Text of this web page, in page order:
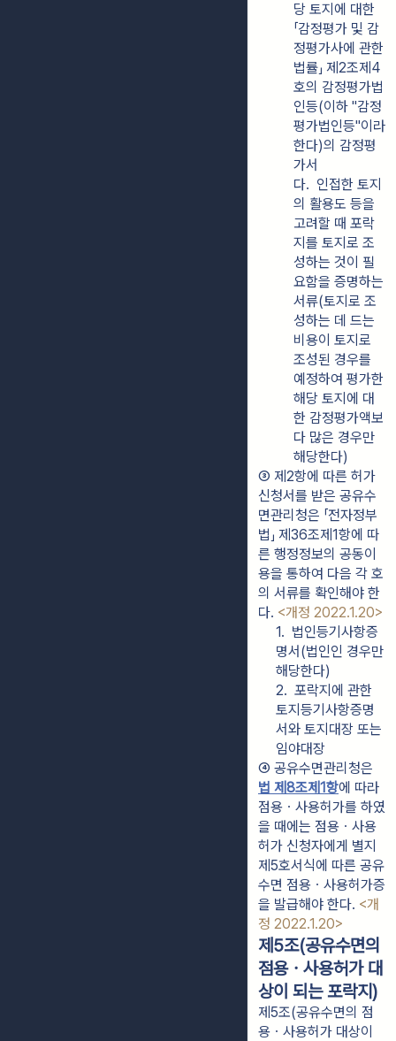
당 토지에 대한
「감정평가 및 감
정평가사에 관한
법률」 제2조제4
호의 감정평가법
인등(이하 "감정
평가법인등"이라
한다)의 감정평
가서
다.  인접한 토지
의 활용도 등을
고려할 때 포락
지를 토지로 조
성하는 것이 필
요함을 증명하는
서류(토지로 조
성하는 데 드는
비용이 토지로
조성된 경우를
예정하여 평가한
해당 토지에 대
한 감정평가액보
다 많은 경우만
해당한다)
③ 제2항에 따른 허가
신청서를 받은 공유수
면관리청은 「전자정부
법」 제36조제1항에 따
른 행정정보의 공동이
용을 통하여 다음 각 호
의 서류를 확인해야 한
다. <개정 2022.1.20>
1.  법인등기사항증
명서(법인인 경우만
해당한다)
2.  포락지에 관한
토지등기사항증명
서와 토지대장 또는
임야대장
법 제8조제1항에 따라
점용ㆍ사용허가를 하였
을 때에는 점용ㆍ사용
허가 신청자에게 별지
제5호서식에 따른 공유
수면 점용ㆍ사용허가증
을 발급해야 한다. <개
정 2022.1.20>
제5조(공유수면의
점용ㆍ사용허가 대
상이 되는 포락지)
제5조(공유수면의 점
용ㆍ사용허가 대상이